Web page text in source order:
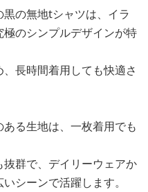
の無地tシャツは、イラ
のシンプルデザインが特
長時間着用しても快適さ
る生地は、一枚着用でも
群で、デイリーウェアか
シーンで活躍します。